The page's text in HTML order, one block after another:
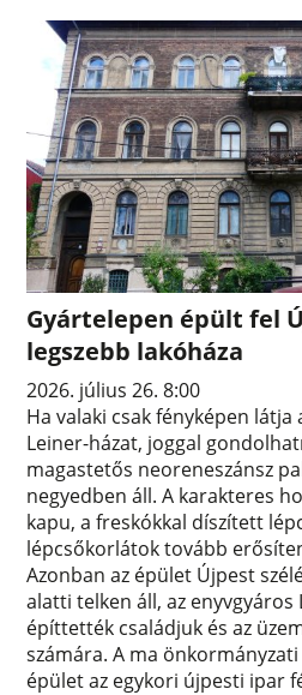
Gyártelepen épült fel
legszebb lakóháza
2026. július 26. 8:00
Ha valaki csak fényképen látja
Leiner-házat, joggal
magastetős neoreneszánsz
negyedben áll. A karakteres
kapu, a freskókkal díszített
lépcsőkorlátok tovább
Azonban az épület Újpest
alatti telken áll, az
építtették családjuk és az
számára. A ma
épület az egykori újpesti ipar